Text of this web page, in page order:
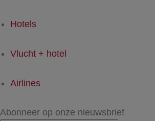
Hotels
Vlucht + hotel
Airlines
Abonneer op onze nieuwsbrief